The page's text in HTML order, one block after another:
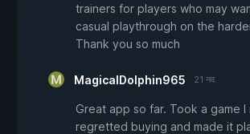
trainers for players who may
casual playthrough on the
Thank you so much
MagicalDolphin965 21 नव.
Great app so far. Took a game I
regretted buying and made it